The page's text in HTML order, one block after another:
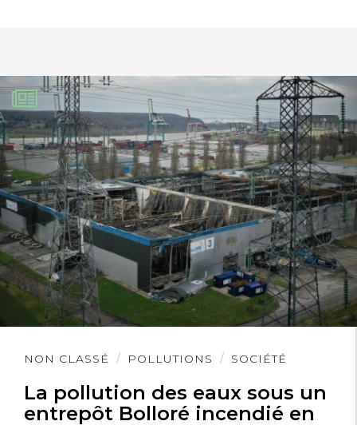
NON CLASSÉ POLLUTIONS SOCIÉTÉ
La pollution des eaux sous un
entrepôt Bolloré incendié en
Lire